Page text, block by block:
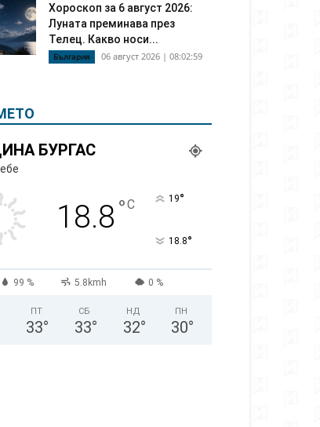
Хороскоп за 6 август 2026:
Луната преминава през
Телец. Какво носи...
България 06 август 2026 | 08:02:59
БУРГАС
18.8 °C 19°
18.8°
99 % 5.8kmh 0 %
ПТ
33°
СБ
33°
НД
32°
ПН
30°